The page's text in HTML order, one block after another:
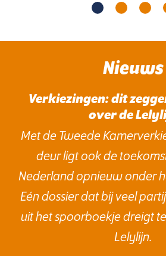
Nieuws
Verkiezingen: dit
over de
Met de Tweede
deur ligt ook de
Nederland opnieuw onder
Eén dossier dat bij veel
uit het spoorboekje dreigt
Lelylijn.